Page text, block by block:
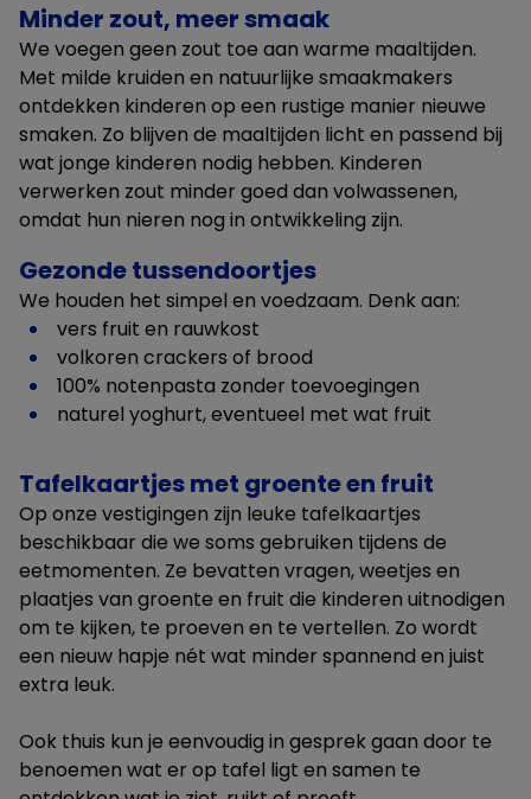
Minder zout, meer smaak
We voegen geen zout toe aan warme maaltijden.
Met milde kruiden en natuurlijke smaakmakers
ontdekken kinderen op een rustige manier nieuwe
smaken. Zo blijven de maaltijden licht en passend bij
wat jonge kinderen nodig hebben. Kinderen
verwerken zout minder goed dan volwassenen,
omdat hun nieren nog in ontwikkeling zijn.
Gezonde tussendoortjes
We houden het simpel en voedzaam. Denk aan:
vers fruit en rauwkost
volkoren crackers of brood
100% notenpasta zonder toevoegingen
naturel yoghurt, eventueel met wat fruit
Tafelkaartjes met groente en fruit
Op onze vestigingen zijn leuke tafelkaartjes
beschikbaar die we soms gebruiken tijdens de
eetmomenten. Ze bevatten vragen, weetjes en
plaatjes van groente en fruit die kinderen uitnodigen
om te kijken, te proeven en te vertellen. Zo wordt
een nieuw hapje nét wat minder spannend en juist
extra leuk.
Ook thuis kun je eenvoudig in gesprek gaan door te
benoemen wat er op tafel ligt en samen te